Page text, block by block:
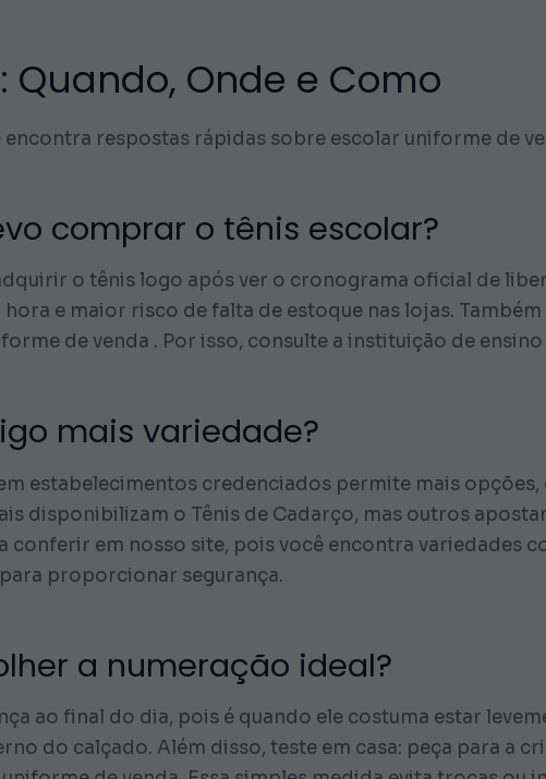
Quando, Onde e Como
encontra respostas rápidas sobre escolar uniforme de
comprar o tênis escolar?
o tênis logo após ver o cronograma oficial de
e maior risco de falta de estoque nas lojas.
de venda . Por isso, consulte a instituição de
mais variedade?
estabelecimentos credenciados permite mais
disponibilizam o Tênis de Cadarço, mas outros
conferir em nosso site, pois você encontra variedades
proporcionar segurança.
a numeração ideal?
ao final do dia, pois é quando ele costuma estar
do calçado. Além disso, teste em casa: peça para a